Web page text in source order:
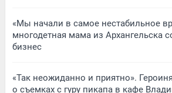
«Мы начали в самое нестабильное
многодетная мама из Архангельска
бизнес
«Так неожиданно и приятно».
о съемках с гуру пикапа в кафе